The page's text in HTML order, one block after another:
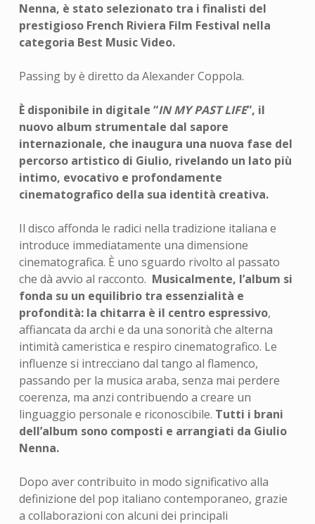
Nenna, è stato selezionato tra i finalisti del
prestigioso French Riviera Film Festival nella
categoria Best Music Video.
Passing by è diretto da Alexander Coppola.
È disponibile in digitale “IN MY PAST LIFE”, il
nuovo album strumentale dal sapore
internazionale, che inaugura una nuova fase del
percorso artistico di Giulio, rivelando un lato più
intimo, evocativo e profondamente
cinematografico della sua identità creativa.
Il disco affonda le radici nella tradizione italiana e
introduce immediatamente una dimensione
cinematografica. È uno sguardo rivolto al passato
che dà avvio al racconto. Musicalmente, l’album si
fonda su un equilibrio tra essenzialità e
profondità: la chitarra è il centro espressivo,
affiancata da archi e da una sonorità che alterna
intimità cameristica e respiro cinematografico. Le
influenze si intrecciano dal tango al flamenco,
passando per la musica araba, senza mai perdere
coerenza, ma anzi contribuendo a creare un
linguaggio personale e riconoscibile. Tutti i brani
dell’album sono composti e arrangiati da Giulio
Nenna.
Dopo aver contribuito in modo significativo alla
definizione del pop italiano contemporaneo, grazie
a collaborazioni con alcuni dei principali